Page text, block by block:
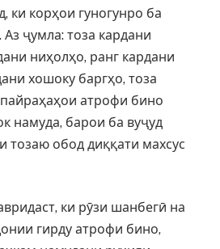
ки корҳои гуногунро ба
ҷумла: тоза кардани
ниҳолҳо, ранг кардани
хошоку баргҳо, тоза
атрофи бино
намуда, барои ба вуҷуд
тозаю обод диққати махсус
ки рӯзи шанбегӣ на
гирду атрофи бино,